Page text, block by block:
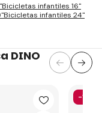
Bicicletas infantiles 16"
Bicicletas infantiles 24"
DINO
-19%